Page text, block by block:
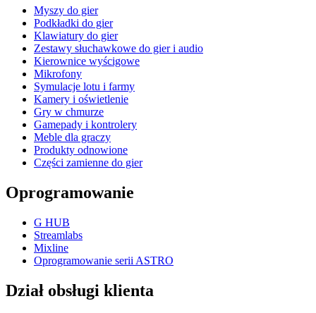
Myszy do gier
Podkładki do gier
Klawiatury do gier
Zestawy słuchawkowe do gier i audio
Kierownice wyścigowe
Mikrofony
Symulacje lotu i farmy
Kamery i oświetlenie
Gry w chmurze
Gamepady i kontrolery
Meble dla graczy
Produkty odnowione
Części zamienne do gier
Oprogramowanie
G HUB
Streamlabs
Mixline
Oprogramowanie serii ASTRO
Dział obsługi klienta